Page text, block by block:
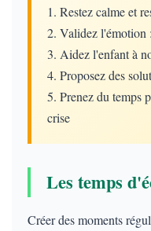
1. Restez calme et
2. Validez l'émotion
3. Aidez l'enfant à
4. Proposez des
5. Prenez du temps
crise
Les temps
Créer des moments